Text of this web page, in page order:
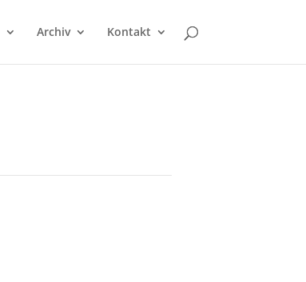
Archiv Kontakt